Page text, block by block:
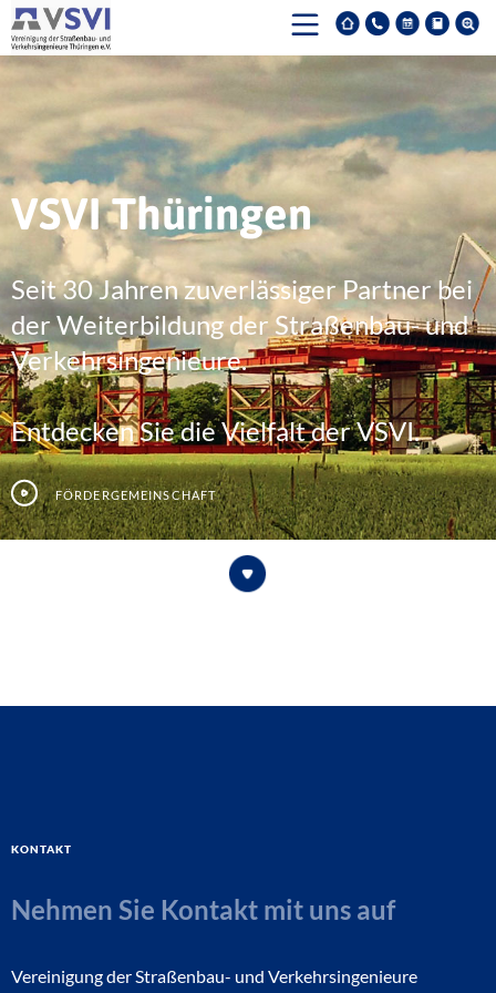
VSVI Thüringen
Seit 30 Jahren zuverlässiger Partner bei
der Weiterbildung der Straßenbau- und
Verkehrsingenieure.
Entdecken Sie die Vielfalt der VSVI.
Fördergemeinschaft
Kontakt
Nehmen Sie Kontakt mit uns auf
Vereinigung der Straßenbau- und Verkehrsingenieure